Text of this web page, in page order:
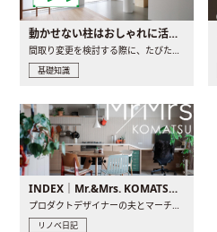
動かせない柱はおしゃれに活用！柱を魅せるリノベーション(リノベ)4選
間取り変更を検討する際に、たびたび皆さんの頭を悩ませる動か..
基礎知識
INDEX｜Mr.&Mrs. KOMATSU renovation diary
プロダクトデザイナーの夫とマーチャンダイザーの妻が、夫婦で..
リノベ日記